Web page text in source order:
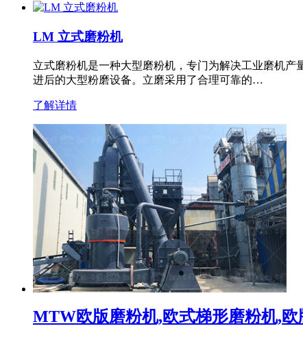
LM 立式磨粉机
立式磨粉机是一种大型磨粉机，专门为解决工业磨机
进后的大型粉磨设备。立磨采用了合理可靠的…
了解详情
MTW欧版磨粉机,欧式梯形磨粉机,欧